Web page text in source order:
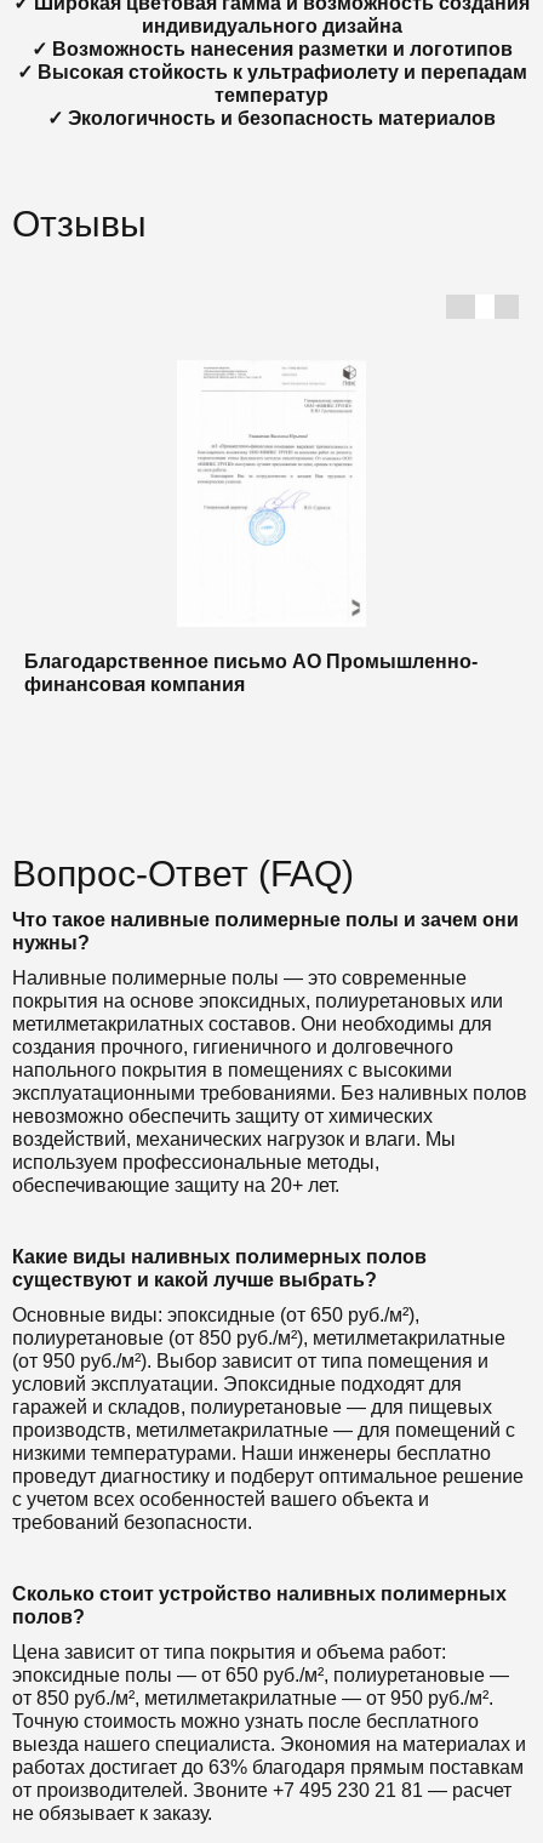
индивидуального дизайна
✓ Возможность нанесения разметки и логотипов
✓ Высокая стойкость к ультрафиолету и перепадам
температур
✓ Экологичность и безопасность материалов
Отзывы
Благодарственное письмо АО Промышленно-
финансовая компания
Вопрос-Ответ (FAQ)
Что такое наливные полимерные полы и зачем они
нужны?
Наливные полимерные полы — это современные
покрытия на основе эпоксидных, полиуретановых или
метилметакрилатных составов. Они необходимы для
создания прочного, гигиеничного и долговечного
напольного покрытия в помещениях с высокими
эксплуатационными требованиями. Без наливных полов
невозможно обеспечить защиту от химических
воздействий, механических нагрузок и влаги. Мы
используем профессиональные методы,
обеспечивающие защиту на 20+ лет.
Какие виды наливных полимерных полов
существуют и какой лучше выбрать?
Основные виды: эпоксидные (от 650 руб./м²),
полиуретановые (от 850 руб./м²), метилметакрилатные
(от 950 руб./м²). Выбор зависит от типа помещения и
условий эксплуатации. Эпоксидные подходят для
гаражей и складов, полиуретановые — для пищевых
производств, метилметакрилатные — для помещений с
низкими температурами. Наши инженеры бесплатно
проведут диагностику и подберут оптимальное решение
с учетом всех особенностей вашего объекта и
требований безопасности.
Сколько стоит устройство наливных полимерных
полов?
Цена зависит от типа покрытия и объема работ:
эпоксидные полы — от 650 руб./м², полиуретановые —
от 850 руб./м², метилметакрилатные — от 950 руб./м².
Точную стоимость можно узнать после бесплатного
выезда нашего специалиста. Экономия на материалах и
работах достигает до 63% благодаря прямым поставкам
от производителей. Звоните +7 495 230 21 81 — расчет
не обязывает к заказу.